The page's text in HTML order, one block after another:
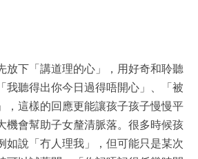
放下「講道理的心」，用好奇和聆聽
我聽得出你今日過得唔開心」、「被
，這樣的回應更能讓孩子孩子慢慢平
機會幫助子女釐清脈落。很多時候孩
如說「冇人理我」，但可能只是某次